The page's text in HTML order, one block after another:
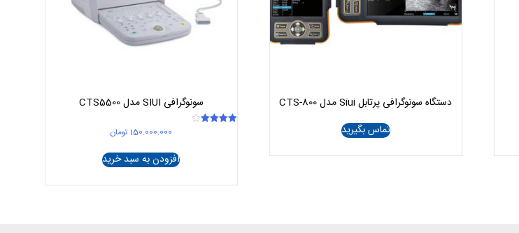
دستگاه سونوگرافی پرتابل Siui مدل CTS-800
تماس بگیرید
سونوگرافی SIUI مدل CTS5500
150.000.000 تومان
افزودن به سبد خرید